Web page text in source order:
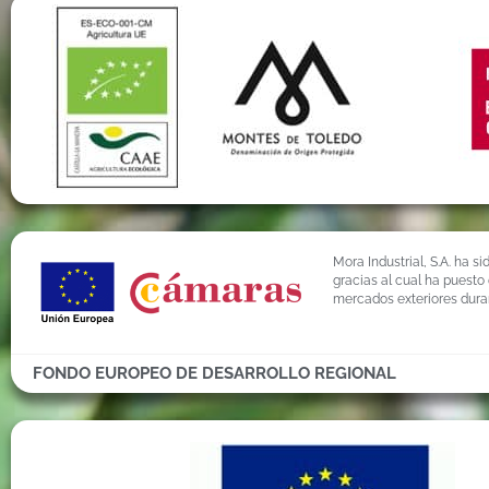
Mora Industrial, S.A. ha
gracias al cual ha
mercados exteriores
FONDO EUROPEO DE DESARROLLO REGIONAL